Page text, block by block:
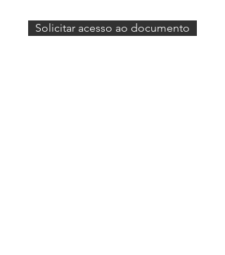
Solicitar acesso ao documento